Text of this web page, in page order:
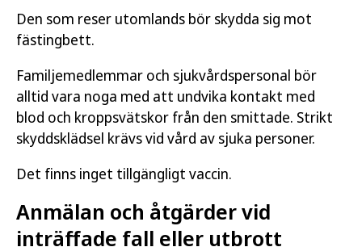
Den som reser utomlands bör skydda sig mot
fästingbett.
Familjemedlemmar och sjukvårdspersonal bör
alltid vara noga med att undvika kontakt med
blod och kroppsvätskor från den smittade. Strikt
skyddsklädsel krävs vid vård av sjuka personer.
Det finns inget tillgängligt vaccin.
Anmälan och åtgärder vid
inträffade fall eller utbrott